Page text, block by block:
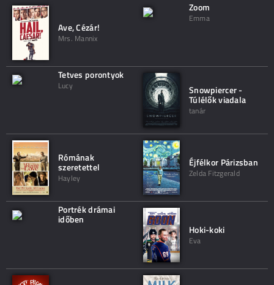
Ave, Cézár!
Mrs. Mannix
Zoom
Emma
Tetves porontyok
Lucy Snowpiercer -
Túlélők viadala
tanár
Rómának
szeretettel
Hayley
Éjfélkor Párizsban
Zelda Fitzgerald
Portrék drámai
időben
Hoki-koki
Eva